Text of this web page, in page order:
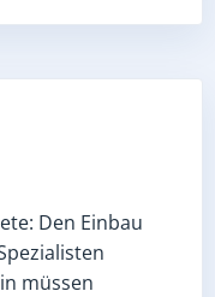
Den Einbau
müssen